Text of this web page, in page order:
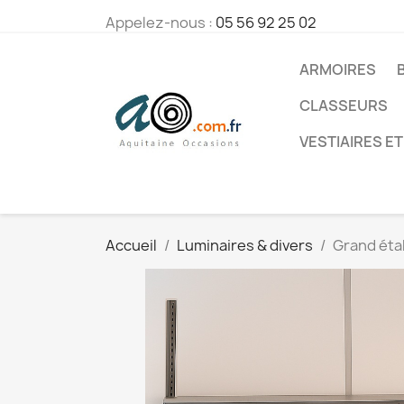
Appelez-nous : 05 56 92 25 02
ARMOIRES
CLASSEURS
VESTIAIRES
Accueil Luminaires & divers Grand